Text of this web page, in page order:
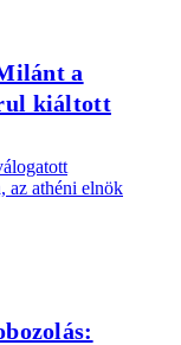
a
kiáltott
az athéni elnök